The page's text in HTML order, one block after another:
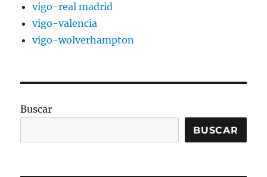
vigo-real madrid
vigo-valencia
vigo-wolverhampton
Buscar
BUSCAR